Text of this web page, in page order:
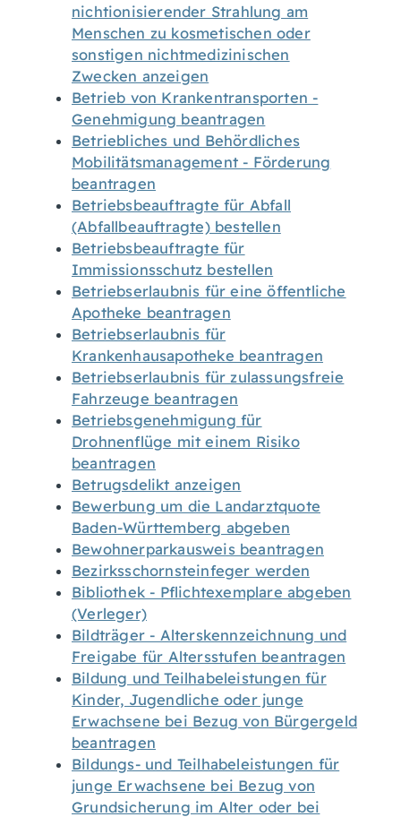
nichtionisierender Strahlung am
Menschen zu kosmetischen oder
sonstigen nichtmedizinischen
Zwecken anzeigen
Betrieb von Krankentransporten -
Genehmigung beantragen
Betriebliches und Behördliches
Mobilitätsmanagement - Förderung
beantragen
Betriebsbeauftragte für Abfall
(Abfallbeauftragte) bestellen
Betriebsbeauftragte für
Immissionsschutz bestellen
Betriebserlaubnis für eine öffentliche
Apotheke beantragen
Betriebserlaubnis für
Krankenhausapotheke beantragen
Betriebserlaubnis für zulassungsfreie
Fahrzeuge beantragen
Betriebsgenehmigung für
Drohnenflüge mit einem Risiko
beantragen
Betrugsdelikt anzeigen
Bewerbung um die Landarztquote
Baden-Württemberg abgeben
Bewohnerparkausweis beantragen
Bezirksschornsteinfeger werden
Bibliothek - Pflichtexemplare abgeben
(Verleger)
Bildträger - Alterskennzeichnung und
Freigabe für Altersstufen beantragen
Bildung und Teilhabeleistungen für
Kinder, Jugendliche oder junge
Erwachsene bei Bezug von Bürgergeld
beantragen
Bildungs- und Teilhabeleistungen für
junge Erwachsene bei Bezug von
Grundsicherung im Alter oder bei